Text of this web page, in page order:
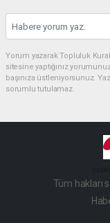
Yorum yazarak Topluluk
sitesine yaptığınız
başınıza üstleniyorsunuz.
sorumlu tutulamaz.
Tüm hakları